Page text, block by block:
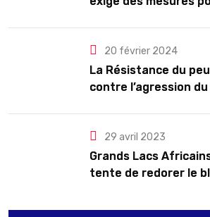
20 février 2024
La Résistance du
contre l’agression du
29 avril 2023
Grands Lacs
tente de redorer le